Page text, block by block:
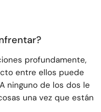
profundamente,
entre ellos puede
ninguno de los dos le
una vez que están